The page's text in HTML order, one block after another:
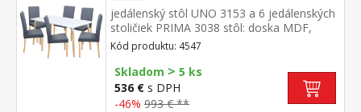
jedálenský stôl UNO 3153 a 6 jedálenských
stoličiek PRIMA 3038 stôl: doska MDF,
farebné prevedenie biela kovová
konštrukcia, farebné prevedenie
biela okrúhle nohy, materiál masív
buk stolička: textilný poťah,
farebné prevedenie sivá nohy masív číry lak,
Kód produktu: 4547
Skladom > 5 ks
536 € s DPH
-46% 993 € **